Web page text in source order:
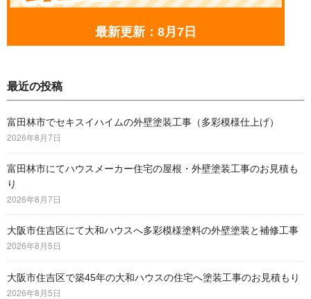
最新更新：8月7日
最近の投稿
富田林市でセキスイハイムの外壁塗装工事（多彩模様仕上げ）
2026年8月7日
富田林市にてハウスメーカー住宅の屋根・外壁塗装工事のお見積も
り
2026年8月7日
大阪市住吉区にて大和ハウスへ多彩模様塗料の外壁塗装と補修工事
2026年8月5日
大阪市住吉区で築45年の大和ハウスの住宅へ塗装工事のお見積もり
2026年8月5日